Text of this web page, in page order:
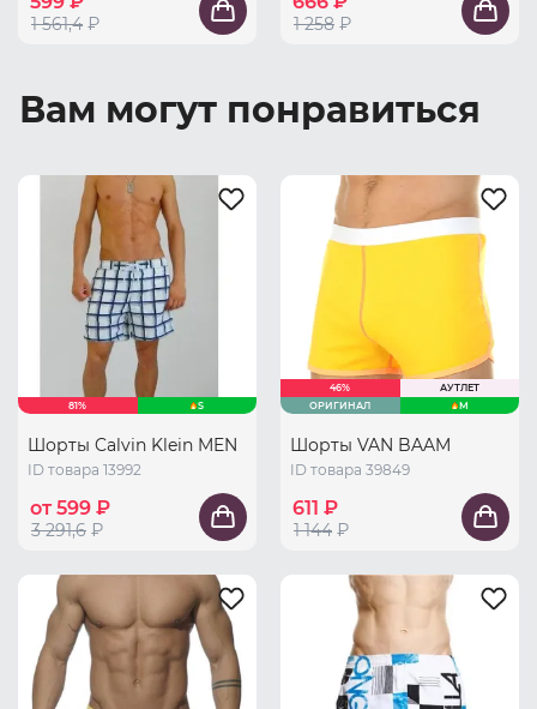
1 561,4 ₽ 1 258 ₽
Вам могут понравиться
81% S
Шорты Calvin Klein MEN
ID товара 13992
от 599 ₽
3 291,6 ₽
46%
АУТЛЕТ
ОРИГИНАЛ
M
Шорты VAN BAAM
ID товара 39849
611 ₽
1 144 ₽